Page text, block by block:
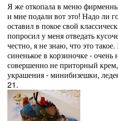
Я же откопала в меню
и мне подали вот это! Надо ли
оставил в покое свой
попросил у меня отведать
честно, я не знаю, что это
синенькое в корзиночке -
совершенно не приторный
украшения - минибизешки,
21.